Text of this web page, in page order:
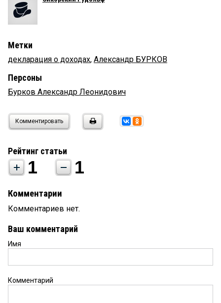
Метки
декларация о доходах, Александр БУРКОВ
Персоны
Бурков Александр Леонидович
Комментировать
Рейтинг статьи
1 1
Комментарии
Комментариев нет.
Ваш комментарий
Имя
Комментарий